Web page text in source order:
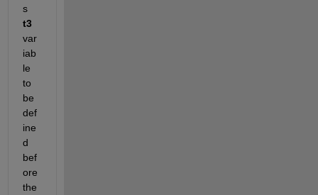
s
t3
var
iab
le
to
be
def
ine
d
bef
ore
the